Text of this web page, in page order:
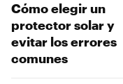
Cómo elegir un
protector solar y
evitar los errores
comunes